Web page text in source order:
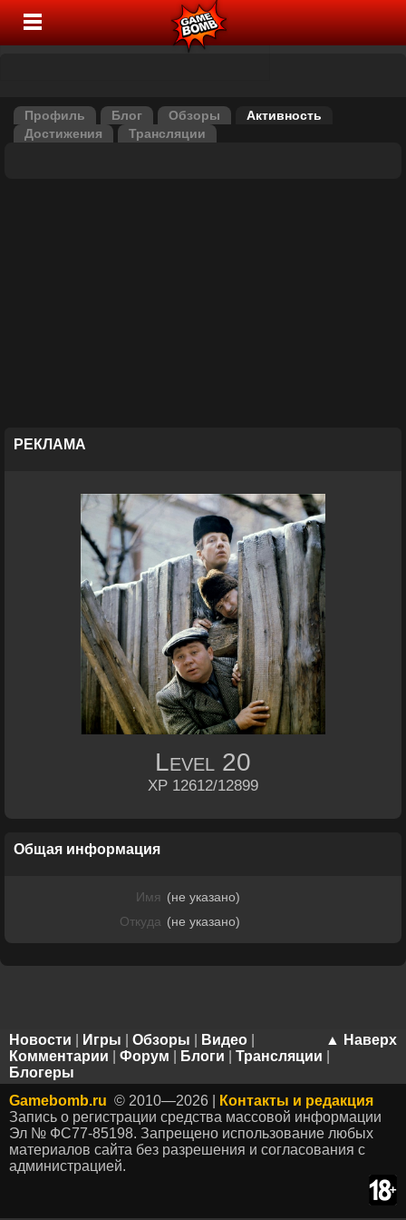
Профиль Блог Обзоры
Активность
Достижения
Трансляции
PEКЛАМА
Level 20
XP 12612/12899
Общая информация
Имя (не указано)
Откуда (не указано)
▲ Наверх
Новости Игры Обзоры Видео
Комментарии
Форум Блоги Трансляции
Блогеры
Gamebomb.ru © 2010—2026 |
Контакты и редакция
Запись о регистрации средства массовой информации
Эл № ФС77-85198. Запрещено использование любых
материалов сайта без разрешения и согласования с
администрацией.